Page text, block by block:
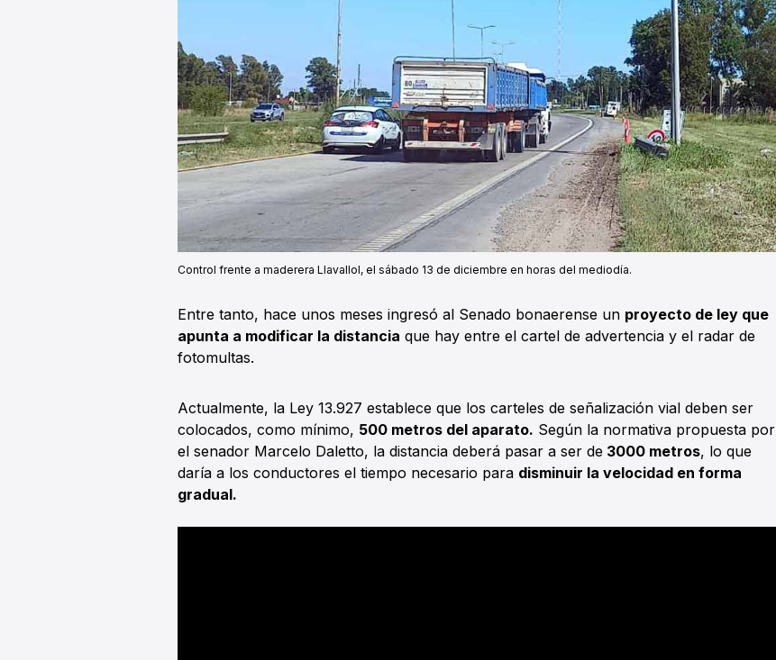
Control frente a maderera Llavallol, el sábado 13 de diciembre en horas del mediodía.
Entre tanto, hace unos meses ingresó al Senado bonaerense un proyecto de ley que
apunta a modificar la distancia que hay entre el cartel de advertencia y el radar de
fotomultas.
Actualmente, la Ley 13.927 establece que los carteles de señalización vial deben ser
colocados, como mínimo, 500 metros del aparato. Según la normativa propuesta por
el senador Marcelo Daletto, la distancia deberá pasar a ser de 3000 metros, lo que
daría a los conductores el tiempo necesario para disminuir la velocidad en forma
gradual.